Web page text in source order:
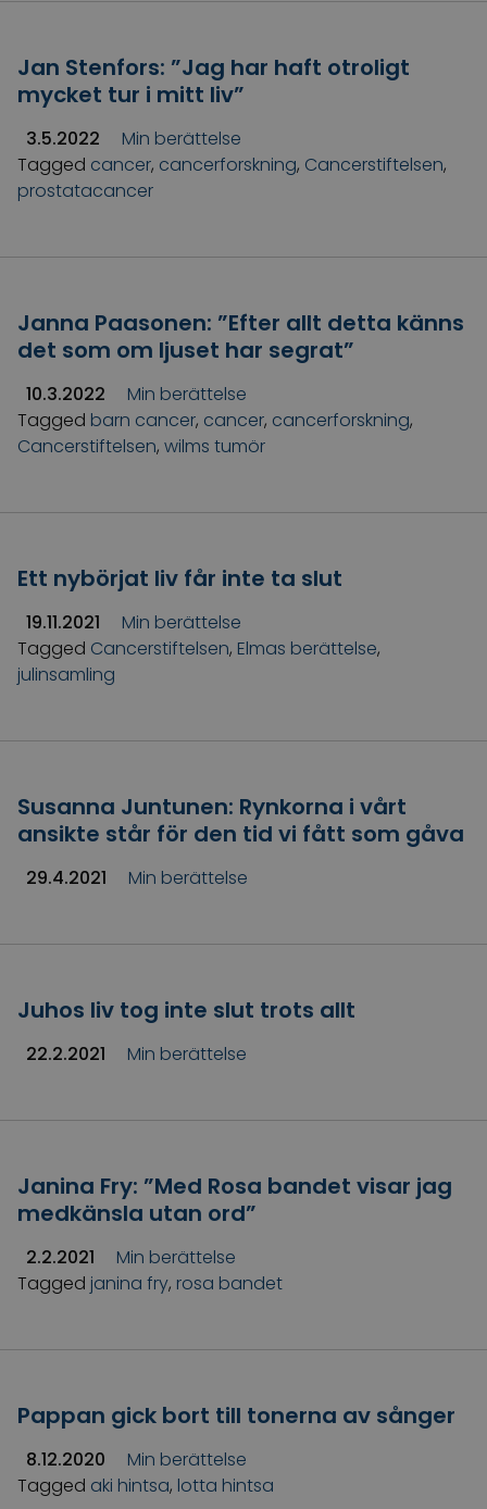
Jan Stenfors: ”Jag har haft otroligt
mycket tur i mitt liv”
3.5.2022
Min berättelse
Tagged cancer, cancerforskning, Cancerstiftelsen,
prostatacancer
Janna Paasonen: ”Efter allt detta känns
det som om ljuset har segrat”
10.3.2022
Min berättelse
Tagged barn cancer, cancer, cancerforskning,
Cancerstiftelsen, wilms tumör
Ett nybörjat liv får inte ta slut
19.11.2021
Min berättelse
Tagged Cancerstiftelsen, Elmas berättelse,
julinsamling
Susanna Juntunen: Rynkorna i vårt
ansikte står för den tid vi fått som gåva
29.4.2021 Min berättelse
Juhos liv tog inte slut trots allt
22.2.2021 Min berättelse
Janina Fry: ”Med Rosa bandet visar jag
medkänsla utan ord”
2.2.2021
Min berättelse
Tagged janina fry, rosa bandet
Pappan gick bort till tonerna av sånger
8.12.2020
Min berättelse
Tagged aki hintsa, lotta hintsa